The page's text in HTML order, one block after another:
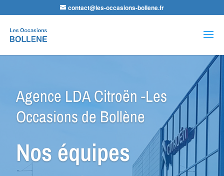
contact@les-occasions-bollene.fr
de
produits
Agence VSP Occasions -Les
Occasions de Bollène